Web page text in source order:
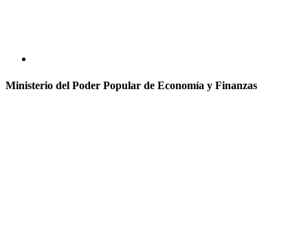
Ministerio del Poder Popular de Economía y Finanzas